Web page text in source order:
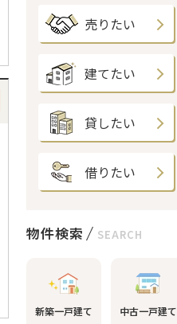
売りたい
建てたい
貸したい
借りたい
物件検索 SEARCH
新築一戸建て 中古一戸建て